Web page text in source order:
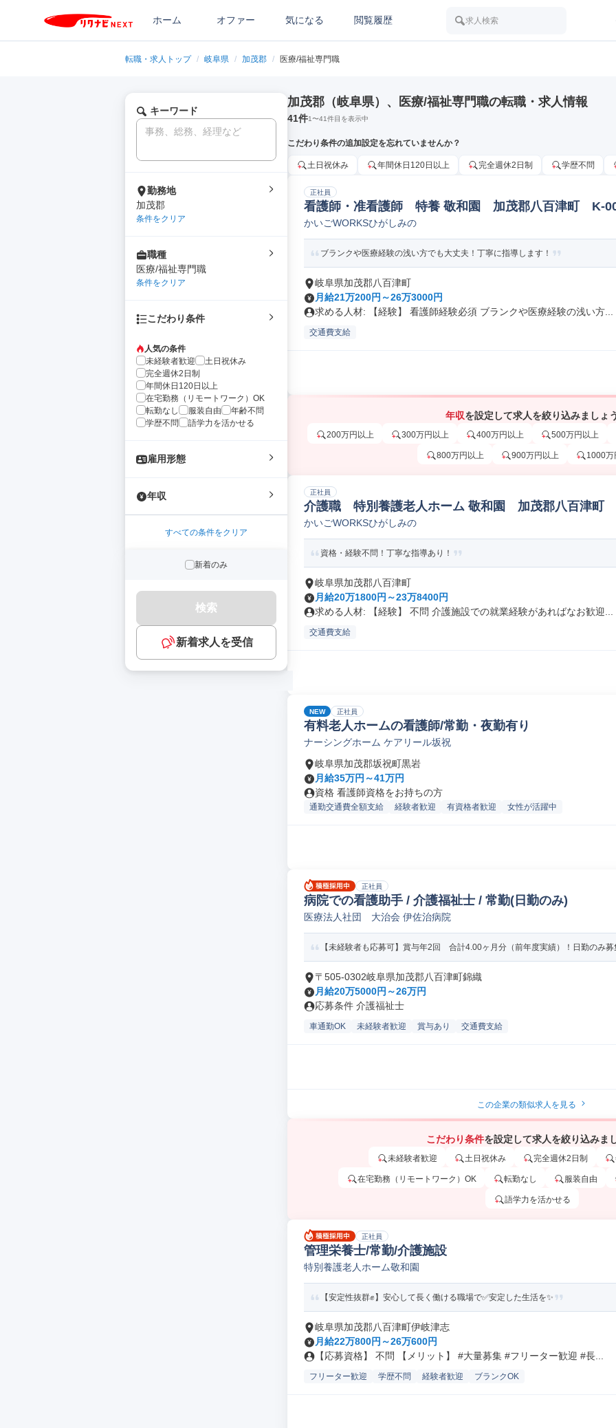
ホーム オファー 気になる 閲覧履歴 求人検索
転職・求人トップ / 岐阜県 / 加茂郡 / 医療/福祉専門職
キーワード
勤務地
加茂郡
条件をクリア
職種
医療/福祉専門職
条件をクリア
こだわり条件
人気の条件
未経験者歓迎
土日祝休み
完全週休2日制
年間休日120日以上
在宅勤務（リモートワーク）OK
転勤なし
服装自由
年齢不問
学歴不問
語学力を活かせる
雇用形態
年収
すべての条件をクリア
新着のみ
検索
新着求人を受信
加茂郡（岐阜県）、医療/福祉専門職の転職・求人情報
41件1〜41件目を表示中
こだわり条件の追加設定を忘れていませんか？
土日祝休み 年間休日120日以上 完全週休2日制 学歴不問
正社員
看護師・准看護師 特養 敬和園 加茂郡八百津町 K-
かいごWORKSひがしみの
ブランクや医療経験の浅い方でも大丈夫！丁寧に指導します！
岐阜県加茂郡八百津町
月給21万200円～26万3000円
求める人材: 【経験】 看護師経験必須 ブランクや医療経験の浅い方...
交通費支給
年収を設定して求人を絞り込みましょ
200万円以上 300万円以上 400万円以上 500万円以上
800万円以上 900万円以上 1000万
正社員
介護職 特別養護老人ホーム 敬和園 加茂郡八百津町
かいごWORKSひがしみの
資格・経験不問！丁寧な指導あり！
岐阜県加茂郡八百津町
月給20万1800円～23万8400円
求める人材: 【経験】 不問 介護施設での就業経験があればなお歓迎...
交通費支給
NEW 正社員
有料老人ホームの看護師/常勤・夜勤有り
ナーシングホーム ケアリール坂祝
岐阜県加茂郡坂祝町黒岩
月給35万円～41万円
資格 看護師資格をお持ちの方
通勤交通費全額支給 経験者歓迎 有資格者歓迎 女性が活躍中
正社員
病院での看護助手 / 介護福祉士 / 常勤(日勤のみ)
医療法人社団 大治会 伊佐治病院
【未経験者も応募可】賞与年2回 合計4.00ヶ月分（前年度実績）！日勤のみ募
〒505-0302岐阜県加茂郡八百津町錦織
月給20万5000円～26万円
応募条件 介護福祉士
車通勤OK 未経験者歓迎 賞与あり 交通費支給
この企業の類似求人を見る
こだわり条件を設定して求人を絞り込みま
未経験者歓迎 土日祝休み 完全週休2日制
在宅勤務（リモートワーク）OK 転勤なし 服装自由
語学力を活かせる
正社員
管理栄養士/常勤/介護施設
特別養護老人ホーム敬和園
【安定性抜群✊️】安心して長く働ける職場で✅️安定した生活を✨
岐阜県加茂郡八百津町伊岐津志
月給22万800円～26万600円
【応募資格】 不問 【メリット】 #大量募集 #フリーター歓迎 #長...
フリーター歓迎 学歴不問 経験者歓迎 ブランクOK